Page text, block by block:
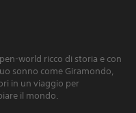
world ricco di storia e con
sonno come Giramondo,
in un viaggio per
il mondo.